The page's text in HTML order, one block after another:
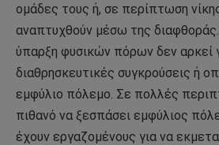
ομάδες τους ή, σε περίπτωση
αναπτυχθούν μέσω της
ύπαρξη φυσικών πόρων δεν αρκεί
διαθρησκευτικές συγκρούσεις ή
εμφύλιο πόλεμο. Σε πολλές
πιθανό να ξεσπάσει εμφύλιος
έχουν εργαζομένους για να